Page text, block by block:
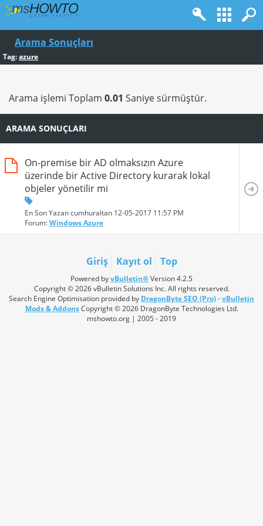
Arama Sonuçları
Tag:azure
Arama işlemi Toplam 0.01 Saniye sürmüştür.
ARAMA SONUÇLARI
On-premise bir AD olmaksızın Azure
üzerinde bir Active Directory kurarak lokal
objeler yönetilir mi
En Son Yazan cumhuraltan 12-05-2017 11:57 PM
Forum:Windows Azure
Giriş Kayıt ol Top
Powered byvBulletin®Version 4.2.5
Copyright © 2026 vBulletin Solutions Inc. All rights reserved.
Search Engine Optimisation provided by DragonByte SEO (Pro)-vBulletin
Mods & AddonsCopyright © 2026 DragonByte Technologies Ltd.
mshowto.org | 2005 - 2019